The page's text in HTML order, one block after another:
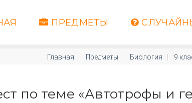
ПРЕДМЕТЫ
Главная Предметы Биология 9
по теме «Автотрофы и